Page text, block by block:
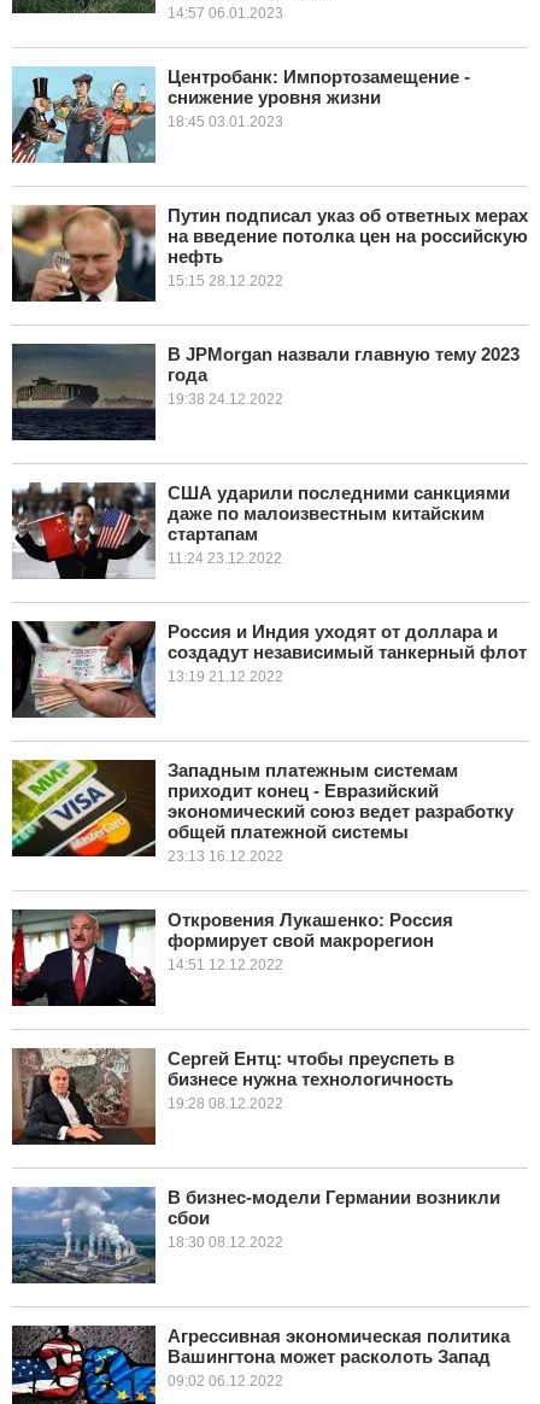
14:57 06.01.2023
Центробанк: Импортозамещение -
снижение уровня жизни
18:45 03.01.2023
Путин подписал указ об ответных мерах
на введение потолка цен на российскую
нефть
15:15 28.12.2022
В JPMorgan назвали главную тему 2023
года
19:38 24.12.2022
США ударили последними санкциями
даже по малоизвестным китайским
стартапам
11:24 23.12.2022
Россия и Индия уходят от доллара и
создадут независимый танкерный флот
13:19 21.12.2022
Западным платежным системам
приходит конец - Евразийский
экономический союз ведет разработку
общей платежной системы
23:13 16.12.2022
Откровения Лукашенко: Россия
формирует свой макрорегион
14:51 12.12.2022
Сергей Ентц: чтобы преуспеть в
бизнесе нужна технологичность
19:28 08.12.2022
В бизнес-модели Германии возникли
сбои
18:30 08.12.2022
Агрессивная экономическая политика
Вашингтона может расколоть Запад
09:02 06.12.2022